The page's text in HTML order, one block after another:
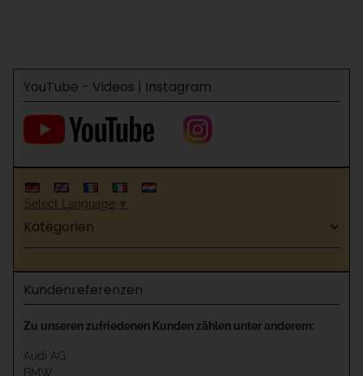
YouTube - Videos | Instagram
Select Language ▼
Kategorien
Kundenreferenzen
Zu unseren zufriedenen Kunden zählen unter anderem:
Audi AG
BMW